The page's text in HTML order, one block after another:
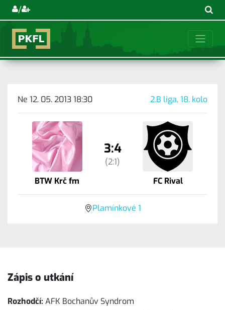
/
Ne 12. 05. 2013 18:30 2.B liga, 18. kolo
BTW Krč fm
3:4
(2:1)
FC Rival
Plamínkové 1
Zápis o utkání
Rozhodčí: AFK Bochanův Syndrom